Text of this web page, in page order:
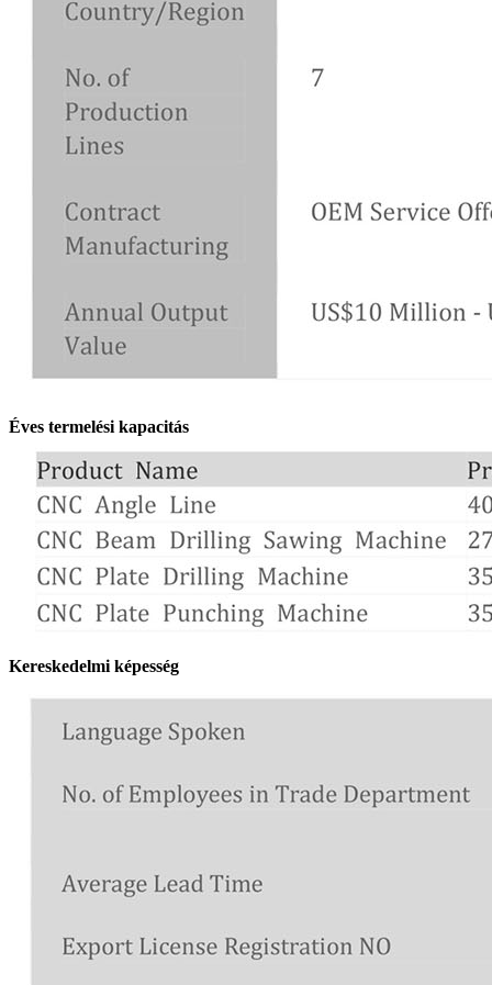
Éves termelési kapacitás
Kereskedelmi képesség